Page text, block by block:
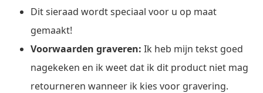
Dit sieraad wordt speciaal voor u op maat
gemaakt!
Voorwaarden graveren: Ik heb mijn tekst goed
nagekeken en ik weet dat ik dit product niet mag
retourneren wanneer ik kies voor gravering.